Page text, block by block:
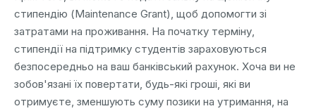
стипендію (Maintenance Grant), щоб допомогти зі
затратами на проживання. На початку терміну,
стипендії на підтримку студентів зараховуються
безпосередньо на ваш банківський рахунок. Хоча ви не
зобов'язані їх повертати, будь-які гроші, які ви
отримуєте, зменшують суму позики на утримання, на